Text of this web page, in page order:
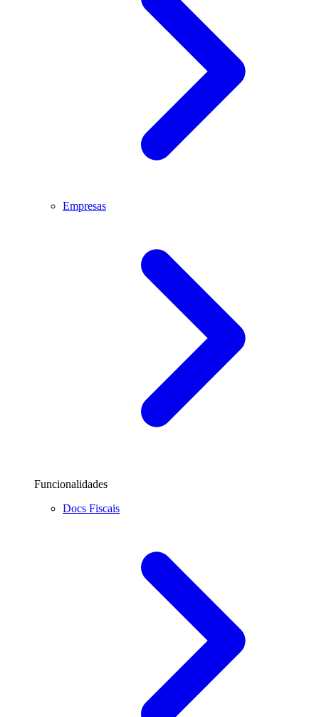
Empresas
Funcionalidades
Docs Fiscais